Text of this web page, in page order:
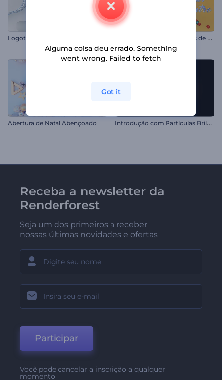
Logotipo Abstração Geométrica I
ntrodução Luzes Vibrantes de Natal
Abertura de Natal Abençoado I
ntrodução com Partículas Brilhantes Giratórias
Receba a newsletter da
Renderforest
Seja um dos primeiros a receber
nossas últimas novidades e ofertas
Participar
Você pode cancelar a inscrição a qualquer
momento
Alguma coisa deu errado. Something
went wrong. Failed to fetch
Got it